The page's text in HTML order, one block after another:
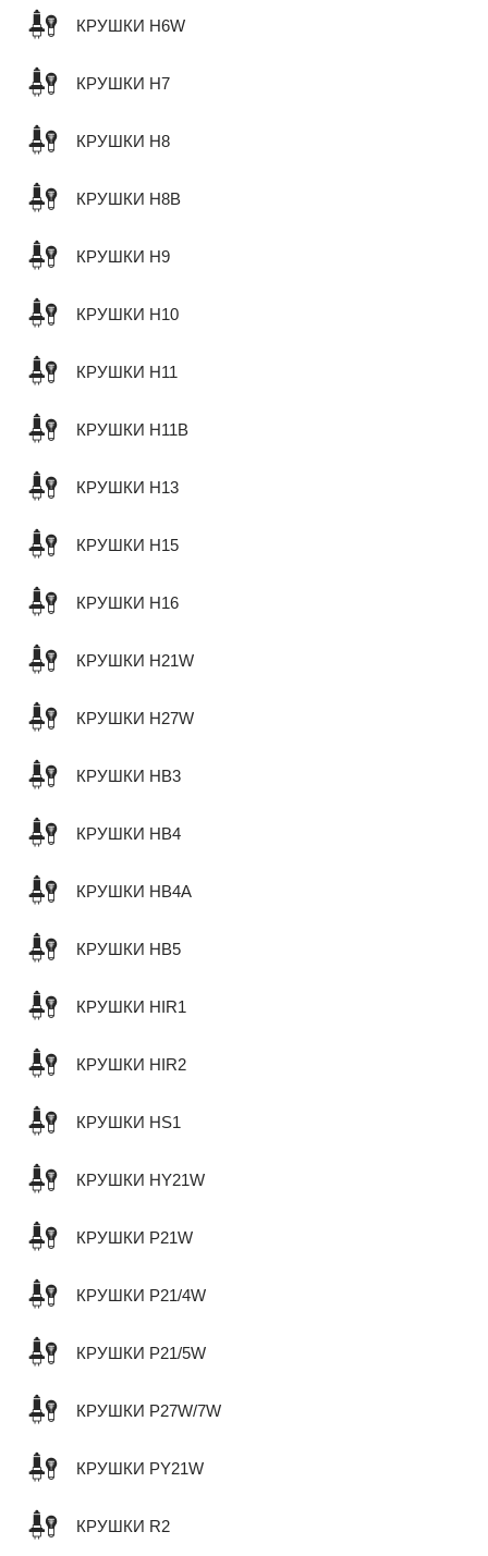
КРУШКИ H6W
КРУШКИ H7
КРУШКИ H8
КРУШКИ H8B
КРУШКИ H9
КРУШКИ H10
КРУШКИ H11
КРУШКИ H11B
КРУШКИ H13
КРУШКИ H15
КРУШКИ H16
КРУШКИ H21W
КРУШКИ H27W
КРУШКИ HB3
КРУШКИ HB4
КРУШКИ HB4A
КРУШКИ HB5
КРУШКИ HIR1
КРУШКИ HIR2
КРУШКИ HS1
КРУШКИ HY21W
КРУШКИ P21W
КРУШКИ P21/4W
КРУШКИ P21/5W
КРУШКИ P27W/7W
КРУШКИ PY21W
КРУШКИ R2